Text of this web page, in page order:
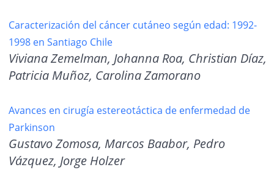
Caracterización del cáncer cutáneo según edad: 1992-
1998 en Santiago Chile
Viviana Zemelman, Johanna Roa, Christian Díaz,
Patricia Muñoz, CarolinaZamorano
Avances en cirugía estereotáctica de enfermedad de
Parkinson
Gustavo Zomosa, Marcos Baabor, Pedro
Vázquez, Jorge Holzer